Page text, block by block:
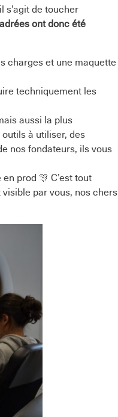
s’agit de toucher
ont donc été
charges et une maquette
techniquement les
aussi la plus
à utiliser, des
nos fondateurs, ils vous
prod 🎊 C’est tout
par vous, nos chers